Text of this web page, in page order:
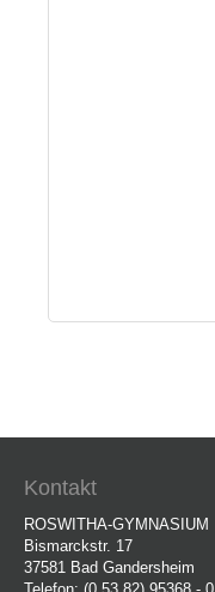
Kontakt
ROSWITHA-GYMNASIUM
Bismarckstr. 17
37581 Bad Gandersheim